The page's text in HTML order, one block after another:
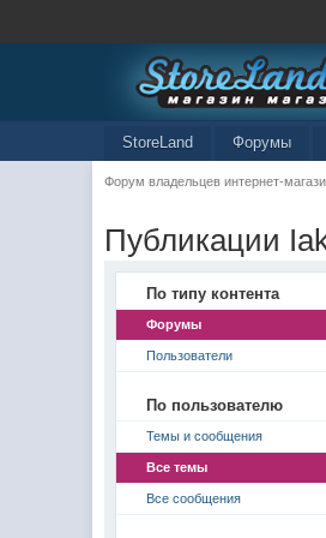
StoreLand Форумы
Форум владельцев интернет-
Публикации
По типу контента
Форумы
Пользователи
По пользователю
Темы и сообщения
Все темы
Все сообщения